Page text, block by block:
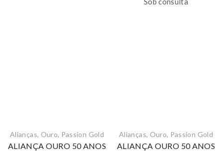
Alianças, Ouro, Passion Gold
ALIANÇA OURO 50 ANOS
Alianças, Ouro, Passion Gold
ALIANÇA OURO 50 ANOS